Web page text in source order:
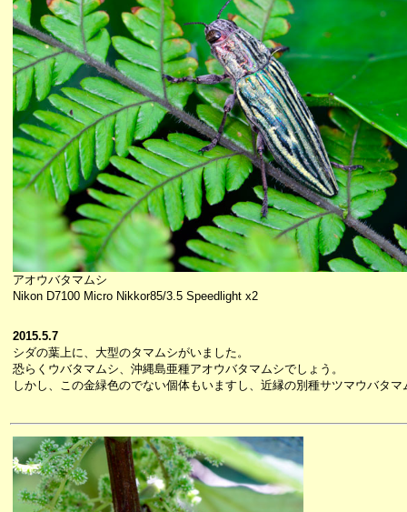
アオウバタマムシ
Nikon D7100 Micro Nikkor85/3.5 Speedlight x2
2015.5.7
シダの葉上に、大型のタマムシがいました。
恐らくウバタマムシ、沖縄島亜種アオウバタマムシでしょう。
しかし、この金緑色のでない個体もいますし、近縁の別種サツマウバタ